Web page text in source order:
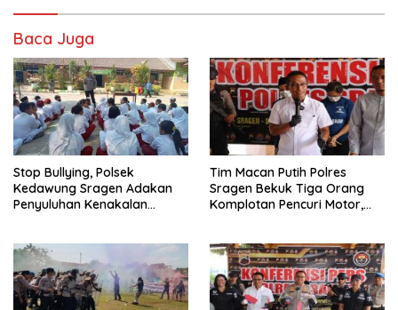
Baca Juga
Stop Bullying, Polsek
Kedawung Sragen Adakan
Penyuluhan Kenakalan
Tim Macan Putih Polres
Sragen Bekuk Tiga Orang
Komplotan Pencuri Motor,